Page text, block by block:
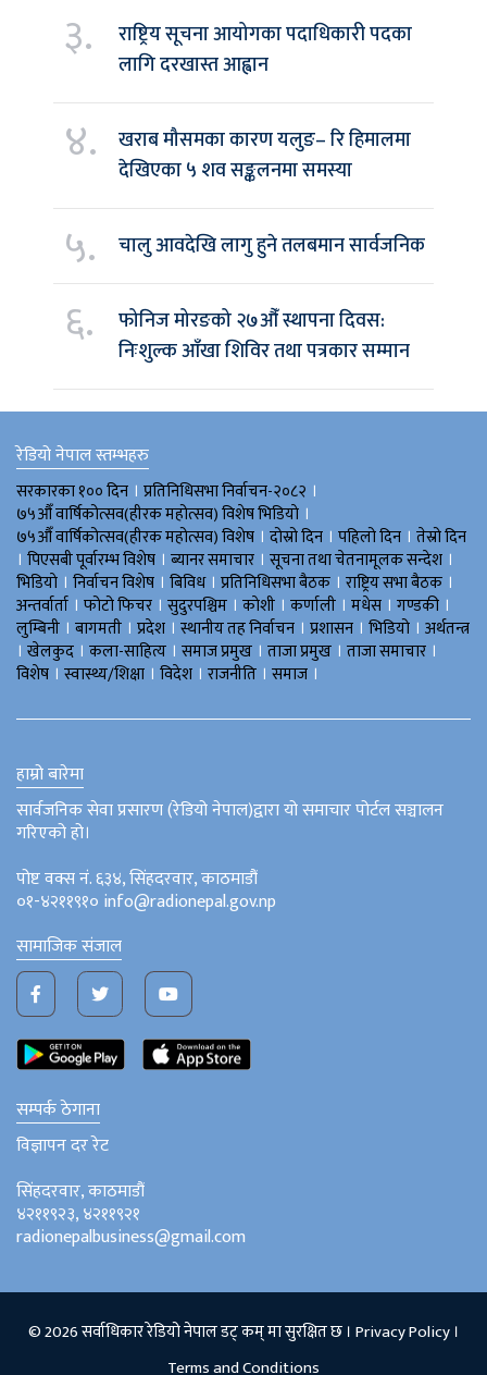
३.
राष्ट्रिय सूचना आयोगका पदाधिकारी पदका
लागि दरखास्त आह्वान
४.
खराब मौसमका कारण यलुङ– रि हिमालमा
देखिएका ५ शव सङ्कलनमा समस्या
५. चालु आवदेखि लागु हुने तलबमान सार्वजनिक
६.
फोनिज मोरङको २७औँ स्थापना दिवस:
निःशुल्क आँखा शिविर तथा पत्रकार सम्मान
रेडियो नेपाल स्तम्भहरु
सरकारका १०० दिन । प्रतिनिधिसभा निर्वाचन-२०८२ ।
७५औँ वार्षिकोत्सव(हीरक महोत्सव) विशेष भिडियाे ।
७५औँ वार्षिकोत्सव(हीरक महोत्सव) विशेष । दोस्रो दिन । पहिलो दिन । तेस्रो दिन
। पिएसबी पूर्वारम्भ विशेष । ब्यानर समाचार । सूचना तथा चेतनामूलक सन्देश ।
भिडियाे । निर्वाचन विशेष । बिविध। प्रतिनिधिसभा बैठक । राष्ट्रिय सभा बैठक ।
अन्तर्वार्ता । फोटो फिचर । सुदुरपश्चिम । काेशी । कर्णाली । मधेस । गण्डकी ।
लुम्बिनी । बागमती । प्रदेश । स्थानीय तह निर्वाचन । प्रशासन । भिडियो । अर्थतन्त्र
। खेलकुद । कला-साहित्य । समाज प्रमुख । ताजा प्रमुख । ताजा समाचार ।
विशेष । स्वास्थ्य/शिक्षा । विदेश । राजनीति । समाज ।
हाम्रो बारेमा
सार्वजनिक सेवा प्रसारण (रेडियो नेपाल)द्वारा यो समाचार पोर्टल सञ्चालन
गरिएको हो।
पोष्ट वक्स नं. ६३४, सिंहदरवार, काठमाडौं
०१-४२११९१० info@radionepal.gov.np
सामाजिक संजाल
सम्पर्क ठेगाना
विज्ञापन दर रेट
सिंहदरवार, काठमाडौं
४२११९२३, ४२११९२१
radionepalbusiness@gmail.com
© 2026 सर्वाधिकार रेडियो नेपाल डट् कम् मा सुरक्षित छ । Privacy Policy।
Terms and Conditions